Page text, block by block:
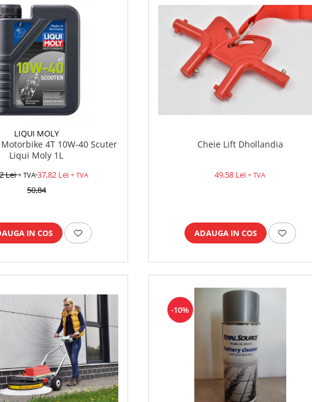
LIQUI MOLY
4T 10W-40 Scuter
Liqui Moly 1L
Lei+ TVA 37,82 Lei + TVA
50,84
IN COS
Cheie Lift Dhollandia
49,58 Lei + TVA
ADAUGA IN COS
-10%